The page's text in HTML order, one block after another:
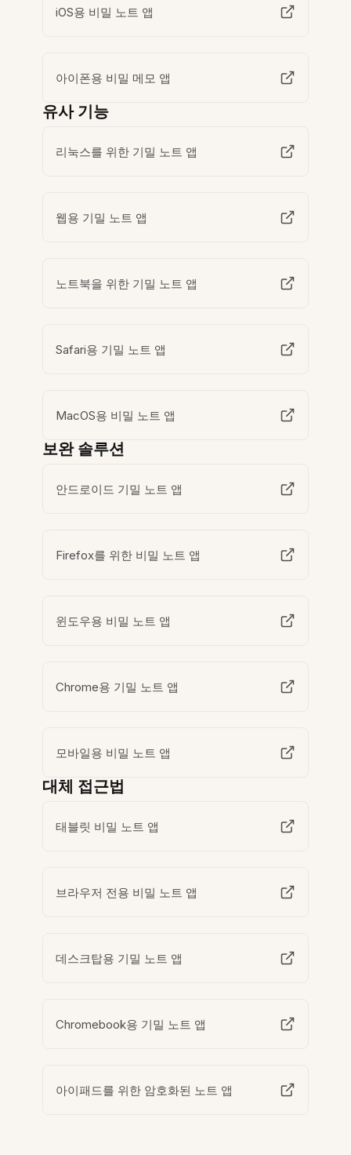
iOS용 비밀 노트 앱
아이폰용 비밀 메모 앱
유사 기능
리눅스를 위한 기밀 노트 앱
웹용 기밀 노트 앱
노트북을 위한 기밀 노트 앱
Safari용 기밀 노트 앱
MacOS용 비밀 노트 앱
보완 솔루션
안드로이드 기밀 노트 앱
Firefox를 위한 비밀 노트 앱
윈도우용 비밀 노트 앱
Chrome용 기밀 노트 앱
모바일용 비밀 노트 앱
대체 접근법
태블릿 비밀 노트 앱
브라우저 전용 비밀 노트 앱
데스크탑용 기밀 노트 앱
Chromebook용 기밀 노트 앱
아이패드를 위한 암호화된 노트 앱